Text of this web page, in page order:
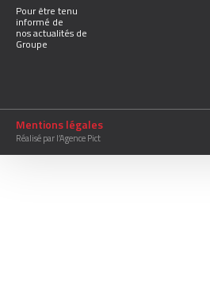
Pour être tenu
informé de
nos actualités de
Groupe
Mentions légales
Réalisé par l’Agence Pict